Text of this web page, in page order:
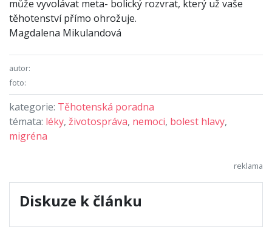
může vyvolávat meta- bolický rozvrat, který už vaše
těhotenství přímo ohrožuje.
Magdalena Mikulandová
autor:
foto:
kategorie: Těhotenská poradna
témata: léky, životospráva, nemoci, bolest hlavy,
migréna
Diskuze k článku